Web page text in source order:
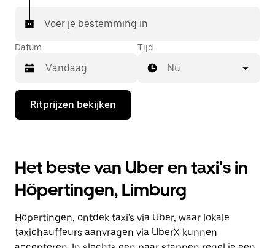
Voer je bestemming in
Datum
Druk
de
de
agenda
te
openen
een
datum
Tijd
Nu
Ritprijzen bekijken
Het beste van Uber en taxi's in
Höpertingen, Limburg
Höpertingen, ontdek taxi's via Uber, waar lokale
taxichauffeurs aanvragen via UberX kunnen